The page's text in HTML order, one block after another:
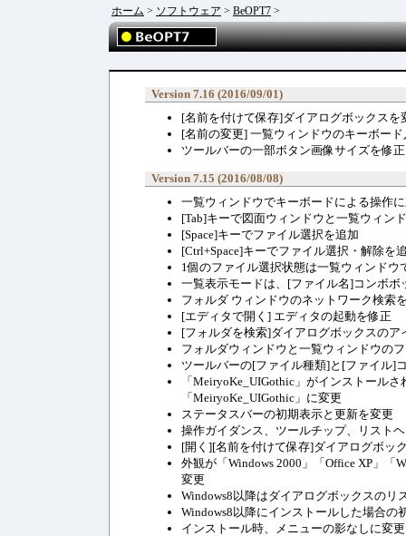
ホーム > ソフトウェア > BeOPT7 >
Version 7.16 (2016/09/01)
[名前を付けて保存]ダイアログボックスを
[名前の変更] 一覧ウィンドウのキーボー
ツールバーの一部ボタン画像サイズを修正
Version 7.15 (2016/08/08)
一覧ウィンドウでキーボードによる操作
[Tab]キーで図面ウィンドウと一覧ウィン
[Space]キーでファイル選択を追加
[Ctrl+Space]キーでファイル選択・解除を
1個のファイル選択状態は一覧ウィンドウ
一覧表示モードは、[ファイル名]コンボボ
フォルダ ウィンドウのネットワーク検索
[エディタで開く] エディタの起動を修正
[フォルダを検索]ダイアログボックスのア
フォルダウィンドウと一覧ウィンドウの
ツールバーの[ファイル種類]と[ファイル]
「MeiryoKe_UIGothic」がインストール
「MeiryoKe_UIGothic」に変更
ステータスバーの初期表示と更新を変更
操作ガイダンス、ツールチップ、リスト
[開く][名前を付けて保存]ダイアログボッ
外観が「Windows 2000」「Office XP」「
変更
Windows8以降はダイアログボックスの
Windows8以降にインストールした場合の
インストール時、メニューの影なしに変更